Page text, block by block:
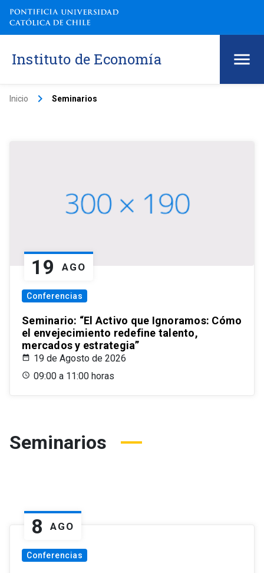
Instituto de Economía
Inicio keyboard_arrow_right Seminarios
19 AGO
Conferencias
Seminario: “El Activo que Ignoramos: Cómo
el envejecimiento redefine talento,
mercados y estrategia”
19 de Agosto de 2026
09:00 a 11:00 horas
Seminarios
8 AGO
Conferencias